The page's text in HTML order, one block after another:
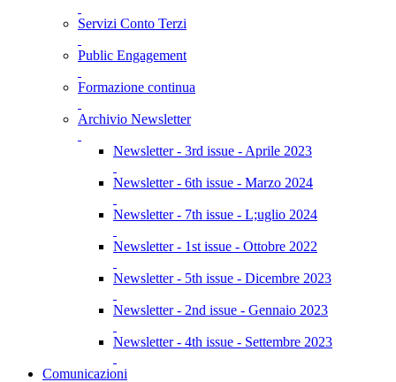
Servizi Conto Terzi
Public Engagement
Formazione continua
Archivio Newsletter
Newsletter - 3rd issue - Aprile 2023
Newsletter - 6th issue - Marzo 2024
Newsletter - 7th issue - L;uglio 2024
Newsletter - 1st issue - Ottobre 2022
Newsletter - 5th issue - Dicembre 2023
Newsletter - 2nd issue - Gennaio 2023
Newsletter - 4th issue - Settembre 2023
Comunicazioni